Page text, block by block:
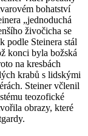
bohatství
„jednoduchá
živočicha se
podle Steinera stál
konci byla božská
na kresbách
krabů s lidskými
Steiner včlenil
teozofické
obrazy, které